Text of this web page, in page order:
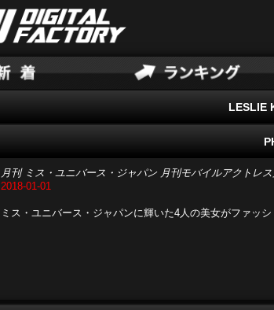
LESLIE
月刊 ミス・ユニバース・ジャパン 月刊モバイルアクトレ
2018-01-01
ミス・ユニバース・ジャパンに輝いた4人の美女がファッ